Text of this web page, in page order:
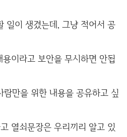
일이 생겼는데, 그냥 적어서 공
이라고 보안을 무시하면 안됩
람만을 위한 내용을 공유하고 싶
열쇠문장은 우리끼리 알고 있